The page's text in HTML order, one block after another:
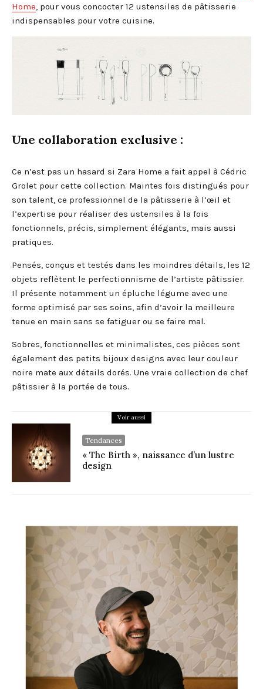
Home, pour vous concocter 12 ustensiles de pâtisserie
indispensables pour votre cuisine.
Une collaboration exclusive :
Ce n’est pas un hasard si Zara Home a fait appel à Cédric
Grolet pour cette collection. Maintes fois distingués pour
son talent, ce professionnel de la pâtisserie à l’œil et
l’expertise pour réaliser des ustensiles à la fois
fonctionnels, précis, simplement élégants, mais aussi
pratiques.
Pensés, conçus et testés dans les moindres détails, les 12
objets reflètent le perfectionnisme de l’artiste pâtissier.
Il présente notamment un épluche légume avec une
forme optimisé par ses soins, afin d’avoir la meilleure
tenue en main sans se fatiguer ou se faire mal.
Sobres, fonctionnelles et minimalistes, ces pièces sont
également des petits bijoux designs avec leur couleur
noire mate aux détails dorés. Une vraie collection de chef
pâtissier à la portée de tous.
Voir aussi
Tendances
« The Birth », naissance d’un lustre
design